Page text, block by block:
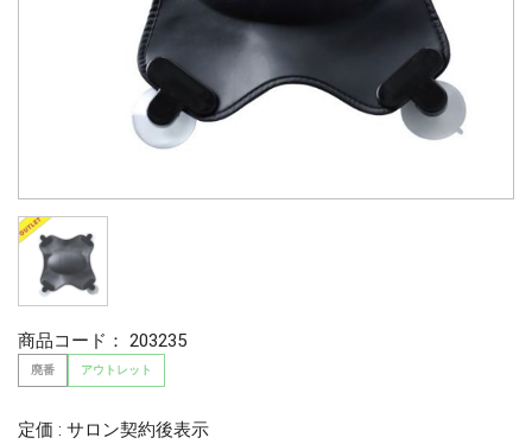
商品コード： 203235
廃番 アウトレット
定価 : サロン契約後表示